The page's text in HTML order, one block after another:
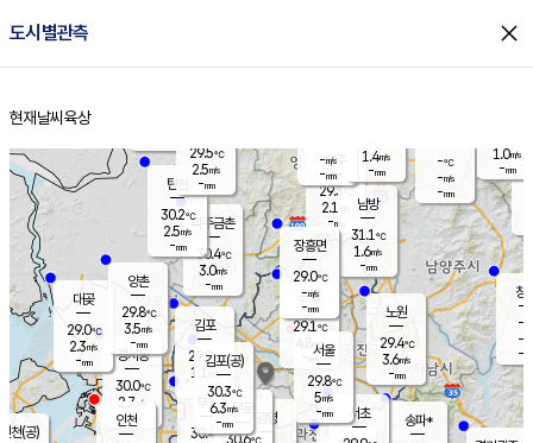
도시별관측 close
홈
현재날씨 육상
양주
29.3℃
2.1
-mm
경서동
30.0℃
2.7 m/s
-mm
파주금촌
30.4℃
3.0m/s
-mm
-℃
-m/s
-mm
대곶
29.0℃
2.3m/s
-mm
창
-
-m/
-
탄현
30.2℃
2.5m/s
-mm
1.0m/s
-mm
김포
29.9℃
1.1 m/s
mm
광명
부천
30.4℃
양촌
29.8℃
3.5m/s
-mm
구로
30.6℃
은평
29.1℃
4.8 m/s
- mm
노원
29.4℃
3.6m/s
-mm
송파*
서초
남방
31.1℃
1.6m/s
-mm
장흥면
29.0℃
-m/s
-mm
-m/s
-mm
인천(공)
김포(공)
30.3℃
6.3m/s
-mm
인천
서울
29.8℃
5m/s
-mm
29.5℃
2.5m/s
-mm
1.4m/s
-mm